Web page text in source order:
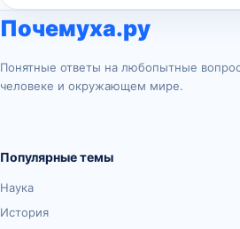
Почемуха.ру
Понятные ответы на любопытные
человеке и окружающем мире.
Популярные темы
Наука
История